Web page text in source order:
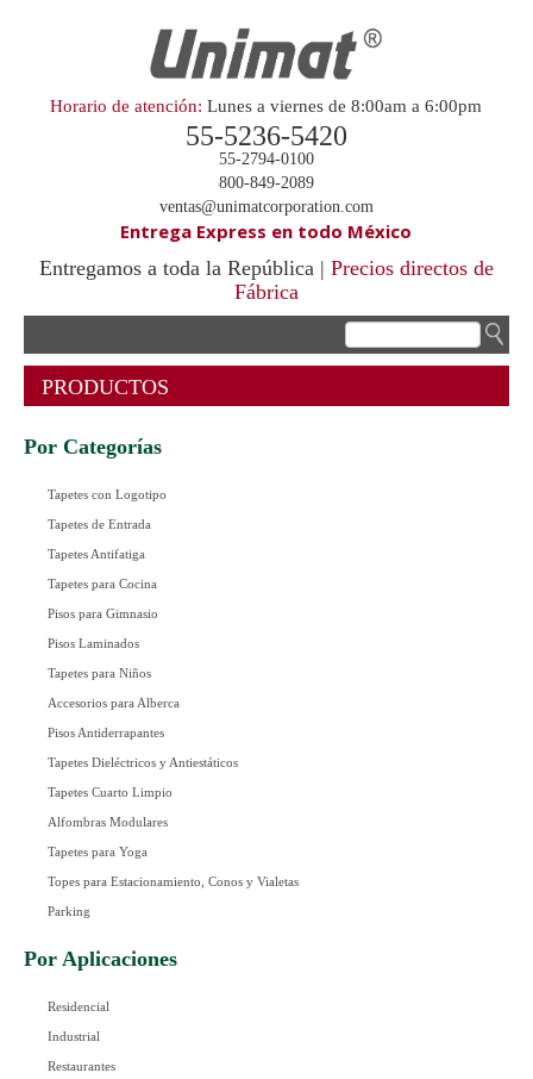
Horario de atención: Lunes a viernes de 8:00am a 6:00pm
55-5236-5420
55-2794-0100
800-849-2089
ventas@unimatcorporation.com
Entrega Express en todo México
Entregamos a toda la República | Precios directos de
Fábrica
PRODUCTOS
Por Categorías
Tapetes con Logotipo
Tapetes de Entrada
Tapetes Antifatiga
Tapetes para Cocina
Pisos para Gimnasio
Pisos Laminados
Tapetes para Niños
Accesorios para Alberca
Pisos Antiderrapantes
Tapetes Dieléctricos y Antiestáticos
Tapetes Cuarto Limpio
Alfombras Modulares
Tapetes para Yoga
Topes para Estacionamiento, Conos y Vialetas
Parking
Por Aplicaciones
Residencial
Industrial
Restaurantes